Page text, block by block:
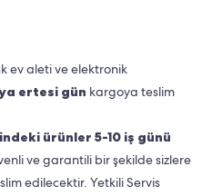
ev aleti ve elektronik
ertesi gün kargoya teslim
ürünler 5-10 iş günü
ve garantili bir şekilde sizlere
edilecektir. Yetkili Servis